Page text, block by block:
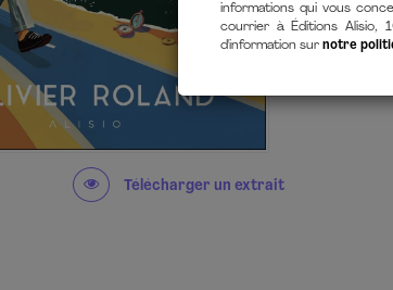
Télécharger un extrait
informations qui vous
courrier à Éditions Alisio,
d'information sur notre